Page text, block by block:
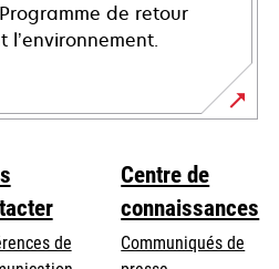
de retour
l’environnement.
de
Centre de
connaissances
Communiqués de